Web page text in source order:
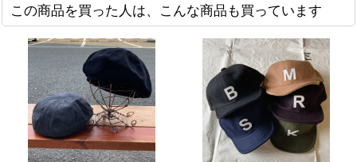
この商品を買った人は、こんな商品も買っています